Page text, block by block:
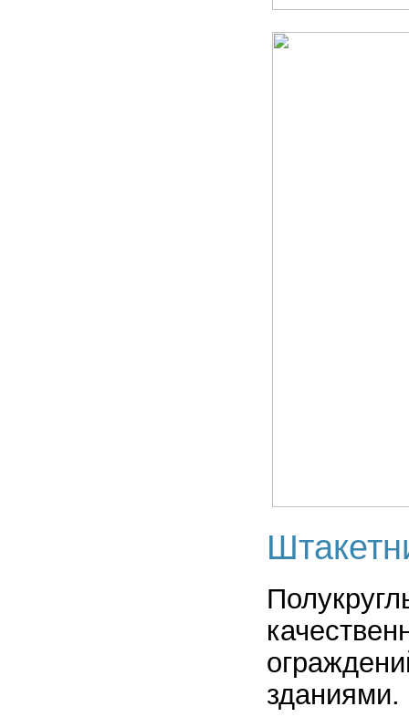
зданиями.